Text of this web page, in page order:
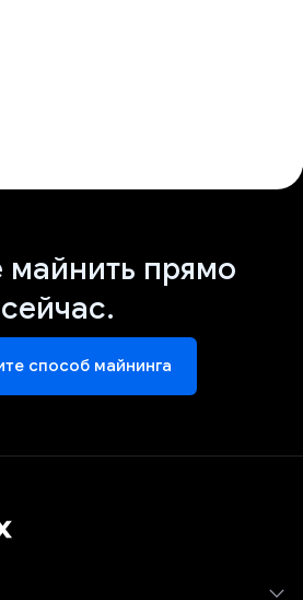
майнить прямо
сейчас.
способ майнинга